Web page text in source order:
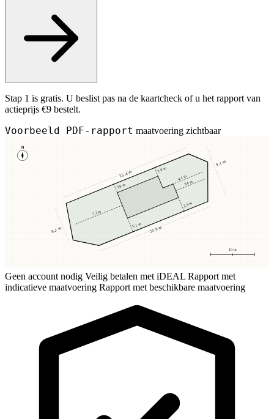
Stap 1 is gratis. U beslist pas na de kaartcheck of u het rapport van
actieprijs €9 bestelt.
Voorbeeld PDF-rapport maatvoering zichtbaar
N
10 m
3,8 m
3,8 m
5,1 m
2,9 m
7,2 m
3,4 m
4,1 m
25,4 m
23,8 m
8,2 m
9,1 m
Geen account nodig Veilig betalen met iDEAL Rapport met
indicatieve maatvoering Rapport met beschikbare maatvoering